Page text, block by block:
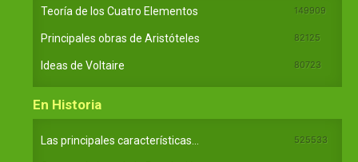
Teoría de los Cuatro Elementos 149909
Principales obras de Aristóteles 82125
Ideas de Voltaire 80723
En Historia
Las principales características... 525533